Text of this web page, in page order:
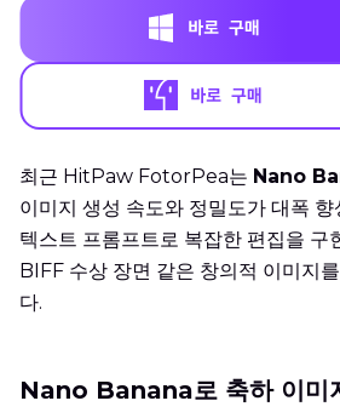
최근 HitPaw FotorPea는 Nano
이미지 생성 속도와 정밀도가 대폭
텍스트 프롬프트로 복잡한 편집을 구
BIFF 수상 장면 같은 창의적 이미지
다.
Nano Banana로 축하 이미